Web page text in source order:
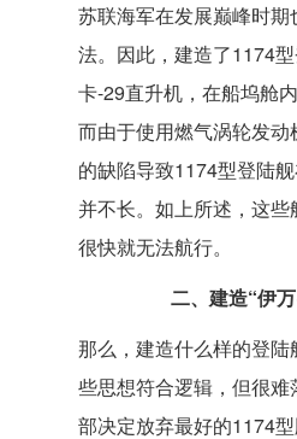
苏联海军在发展巅峰时
法。因此，建造了1174
卡-29直升机，在船坞舱
而由于使用燃气涡轮发
的缺陷导致1174型登陆
并不长。如上所述，这
很快就无法航行。
二、建造“伊
那么，建造什么样的登
些思想符合逻辑，但很
部决定放弃最好的1174